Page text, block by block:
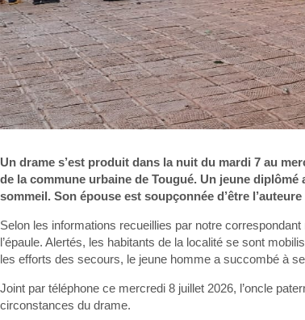
Un drame s’est produit dans la nuit du mardi 7 au
de la commune urbaine de Tougué. Un jeune
sommeil. Son épouse est soupçonnée d’être
Selon les informations recueillies par notre
l’épaule. Alertés, les habitants de la localité se sont
les efforts des secours, le jeune homme a succombé à
Joint par téléphone ce mercredi 8 juillet 2026, l’oncle
circonstances du drame.